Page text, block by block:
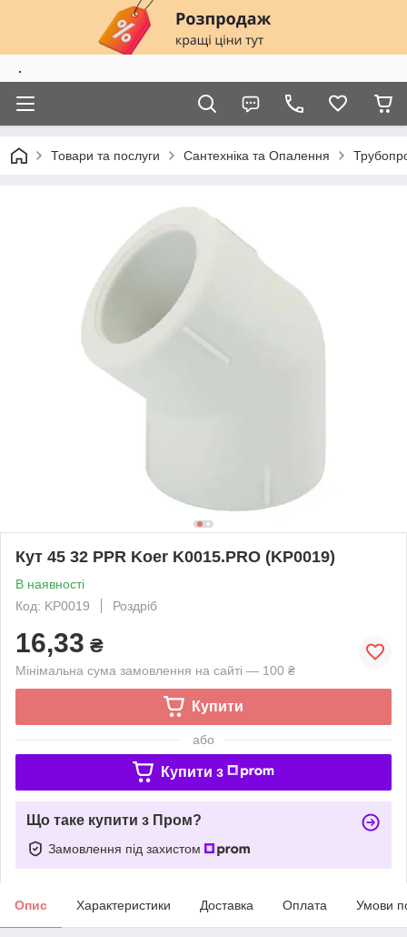
.
Товари та послуги Сантехніка та Опалення
Кут 45 32 PPR Koer K0015.PRO (KP0019)
В наявності
Код: KP0019
Роздріб
16,33 ₴
Мінімальна сума замовлення на сайті — 100 ₴
Купити
або
Купити з
Що таке купити з Пром?
Замовлення під захистом
Опис Характеристики Доставка Оплата Умови